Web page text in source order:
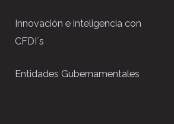
Innovación e inteligencia con
CFDI´s
Entidades Gubernamentales